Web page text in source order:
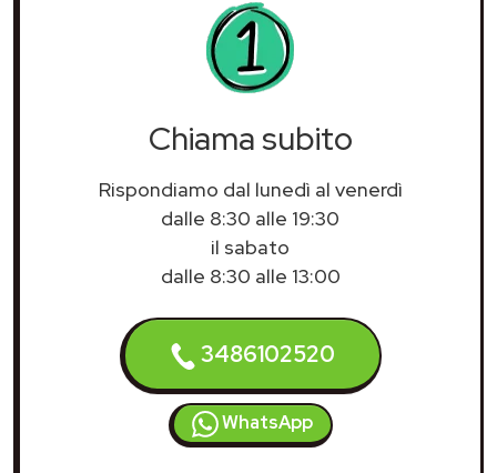
Chiama subito
Rispondiamo dal lunedì al venerdì
dalle 8:30 alle 19:30
il sabato
dalle 8:30 alle 13:00
3486102520
WhatsApp